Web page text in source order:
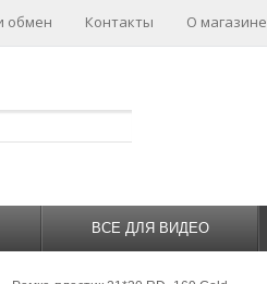
обмен Контакты О магазине
ВСЕ ДЛЯ ВИДЕО